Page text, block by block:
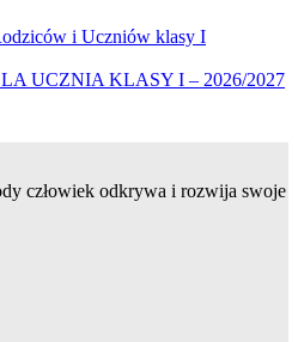
i Uczniów klasy I
UCZNIA KLASY I – 2026/2027
człowiek odkrywa i rozwija swoje